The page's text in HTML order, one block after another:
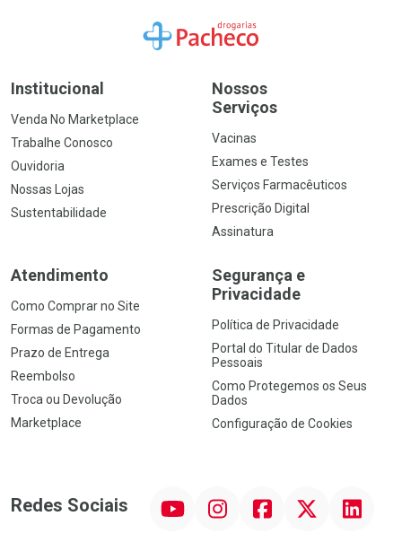
Ir para a Home
Institucional
Venda No Marketplace
Trabalhe Conosco
Ouvidoria
Nossas Lojas
Sustentabilidade
Nossos
Serviços
Vacinas
Exames e Testes
Serviços Farmacêuticos
Prescrição Digital
Assinatura
Atendimento
Como Comprar no Site
Formas de Pagamento
Prazo de Entrega
Reembolso
Troca ou Devolução
Marketplace
Segurança e
Privacidade
Política de Privacidade
Portal do Titular de Dados
Pessoais
Como Protegemos os Seus
Dados
Configuração de Cookies
Redes Sociais InstagramFacebookTwitter Linkedin